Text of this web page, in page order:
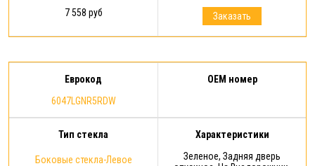
7 558 руб Заказать
Еврокод
6047LGNR5RDW
OEM номер
Тип стекла
Боковые стекла-Левое
Характеристики
Зеленое, Задняя дверь